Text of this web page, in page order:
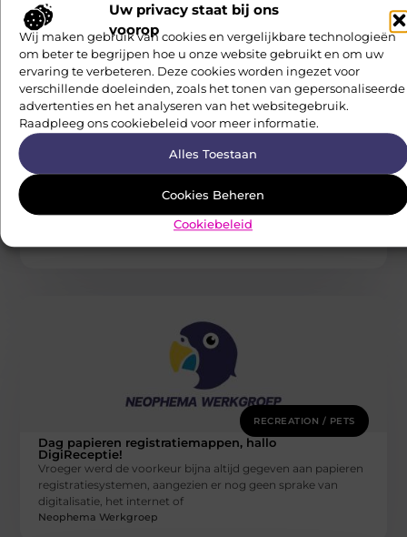
Uw privacy staat bij ons
voorop
Wij maken gebruik van cookies en vergelijkbare technologieën
om beter te begrijpen hoe u onze website gebruikt en om uw
ervaring te verbeteren. Deze cookies worden ingezet voor
verschillende doeleinden, zoals het tonen van gepersonaliseerde
advertenties en het analyseren van het websitegebruik.
Raadpleeg ons cookiebeleid voor meer informatie.
Alles Toestaan
Cookies Beheren
Cookiebeleid
sporten, als ik zin heb om te dansen, ik luister
Neophema Werkgroep
RECREATION / PETS
Dag papieren registratiemappen, hallo
DigiReceptie!
Vroeger werd de voorkeur bijna altijd gegeven aan papieren
registratiesystemen, aangezien er nog geen sprake van
digitalisatie, het internet of
Neophema Werkgroep